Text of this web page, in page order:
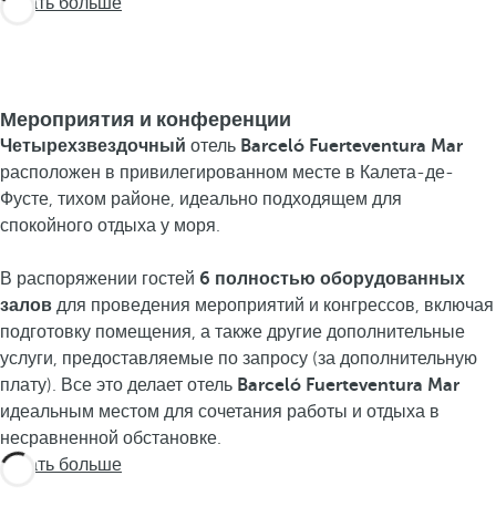
Мероприятия и конференции
Четырехзвездочный отель Barceló Fuerteventura Mar
расположен в привилегированном месте в Калета-де-
Фусте, тихом районе, идеально подходящем для
спокойного отдыха у моря.
В распоряжении гостей 6 полностью оборудованных
залов для проведения мероприятий и конгрессов, включая
подготовку помещения, а также другие дополнительные
услуги, предоставляемые по запросу (за дополнительную
плату). Все это делает отель Barceló Fuerteventura Mar
идеальным местом для сочетания работы и отдыха в
несравненной обстановке.
Узнать больше